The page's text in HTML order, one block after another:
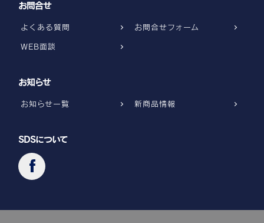
お問合せ
よくある質問 お問合せフォーム
WEB面談
お知らせ
お知らせ一覧 新商品情報
SDSについて